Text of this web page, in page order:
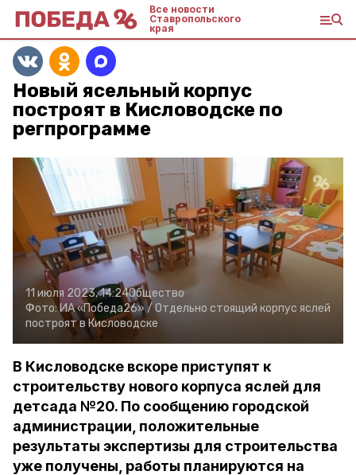
Все новости
Ставропольского
края
Новый ясельный корпус
построят в Кисловодске по
регпрограмме
11 июля 2023, 14:24Общество
Фото:ИА «Победа26» /Отдельно стоящий корпус яслей
построят в Кисловодске
В Кисловодске вскоре приступят к
строительству нового корпуса яслей для
детсада №20. По сообщению городской
администрации, положительные
результаты экспертизы для строительства
уже получены, работы планируются на